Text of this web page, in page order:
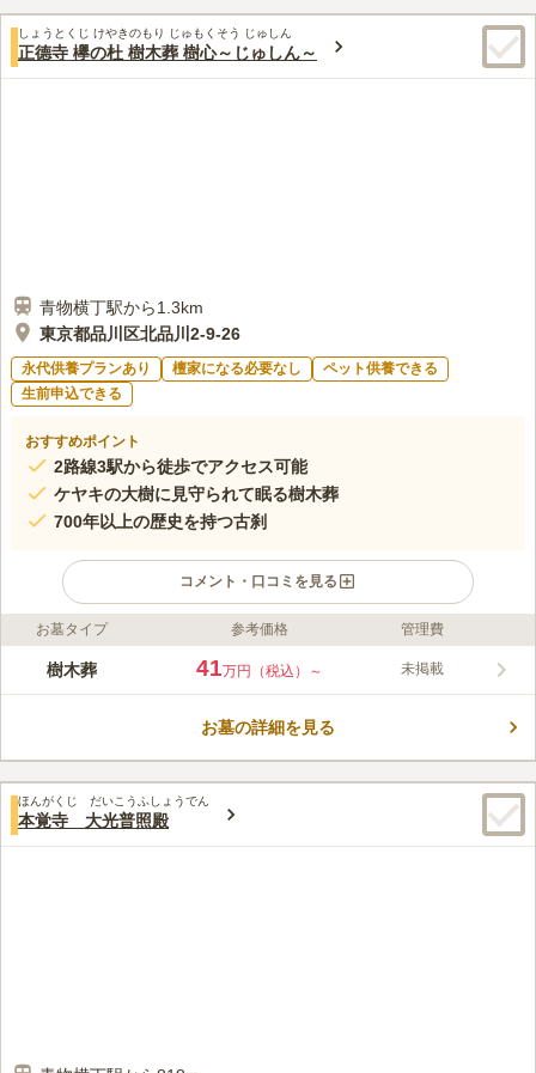
しょうとくじ けやきのもり じゅもくそう じゅしん
正德寺 欅の杜 樹木葬 樹心～じゅしん～
青物横丁駅から1.3km
東京都品川区北品川2-9-26
永代供養プランあり 檀家になる必要なし
ペット供養できる
生前申込できる
おすすめポイント
2路線3駅から徒歩でアクセス可能
ケヤキの大樹に見守られて眠る樹木葬
700年以上の歴史を持つ古刹
コメント・口コミを見る
ライフドット編集部のコメント
正德寺 欅の杜 樹木葬 樹心～じゅしん～は、品川区北品川にある
も嬉しい立地のお寺です。永代供養付きの樹木葬なので、後継ぎ
ように、お花とお線香を供え、故人に手を合わせるお墓参りもで
きます。都内で樹木葬墓地をお探しの方におすすめです。
口コミ評価
この霊園はまだ誰からも評価されていません。
お墓タイプ 参考価格 管理費
樹木葬 41万円（税込）～ 未掲載
お墓の詳細を見る
ほんがくじ だいこうふしょうでん
本覚寺 大光普照殿